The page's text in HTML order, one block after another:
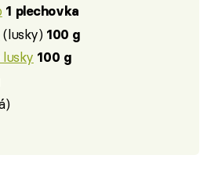
1 plechovka
(lusky) 100 g
lusky 100 g